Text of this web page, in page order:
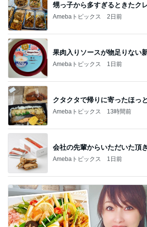
甥っ子から多すぎるときたク
Amebaトピックス 2日前
果肉入りソースが物足りない
Amebaトピックス 1日前
クタクタで帰りに寄ったほっ
Amebaトピックス 13時間前
会社の先輩からいただいた頂
Amebaトピックス 1日前